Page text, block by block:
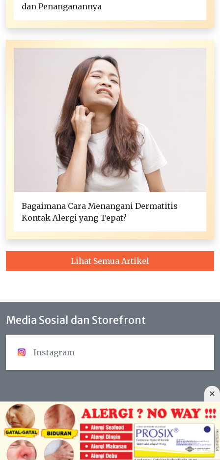
dan Penanganannya
Bagaimana Cara Menangani Dermatitis
Kontak Alergi yang Tepat?
Lihat Semua Artikel
Media Sosial dan Storefront
Instagram
Copyright © 2023 - Prosix